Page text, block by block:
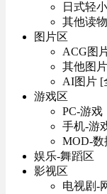
日式轻
其他读物
图片区
ACG图
其他图片
AI图片 [
游戏区
PC-游戏
手机-游
MOD-数
娱乐-舞蹈区
影视区
电视剧-